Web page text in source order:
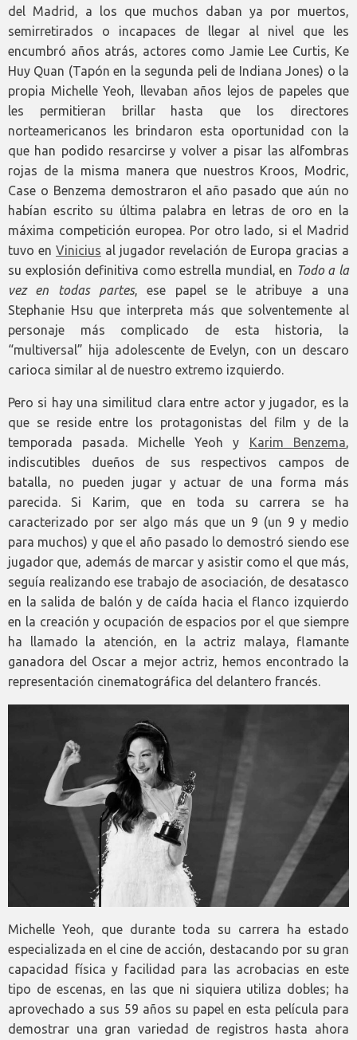
del Madrid, a los que muchos daban ya por muertos,
semirretirados o incapaces de llegar al nivel que les
encumbró años atrás, actores como Jamie Lee Curtis, Ke
Huy Quan (Tapón en la segunda peli de Indiana Jones) o la
propia Michelle Yeoh, llevaban años lejos de papeles que
les permitieran brillar hasta que los directores
norteamericanos les brindaron esta oportunidad con la
que han podido resarcirse y volver a pisar las alfombras
rojas de la misma manera que nuestros Kroos, Modric,
Case o Benzema demostraron el año pasado que aún no
habían escrito su última palabra en letras de oro en la
máxima competición europea. Por otro lado, si el Madrid
tuvo en Vinicius al jugador revelación de Europa gracias a
su explosión definitiva como estrella mundial, en Todo a la
vez en todas partes, ese papel se le atribuye a una
Stephanie Hsu que interpreta más que solventemente al
personaje más complicado de esta historia, la
“multiversal” hija adolescente de Evelyn, con un descaro
carioca similar al de nuestro extremo izquierdo.
Pero si hay una similitud clara entre actor y jugador, es la
que se reside entre los protagonistas del film y de la
temporada pasada. Michelle Yeoh y Karim Benzema,
indiscutibles dueños de sus respectivos campos de
batalla, no pueden jugar y actuar de una forma más
parecida. Si Karim, que en toda su carrera se ha
caracterizado por ser algo más que un 9 (un 9 y medio
para muchos) y que el año pasado lo demostró siendo ese
jugador que, además de marcar y asistir como el que más,
seguía realizando ese trabajo de asociación, de desatasco
en la salida de balón y de caída hacia el flanco izquierdo
en la creación y ocupación de espacios por el que siempre
ha llamado la atención, en la actriz malaya, flamante
ganadora del Oscar a mejor actriz, hemos encontrado la
representación cinematográfica del delantero francés.
Michelle Yeoh, que durante toda su carrera ha estado
especializada en el cine de acción, destacando por su gran
capacidad física y facilidad para las acrobacias en este
tipo de escenas, en las que ni siquiera utiliza dobles; ha
aprovechado a sus 59 años su papel en esta película para
demostrar una gran variedad de registros hasta ahora